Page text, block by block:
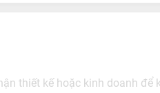
thiết kế hoặc kinh doanh để